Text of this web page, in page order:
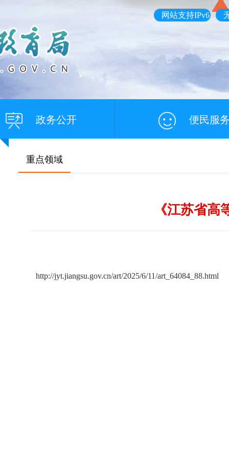
网站支持IPv6
政务公开 便民服
重点领域
《江苏省
http://jyt.jiangsu.gov.cn/art/2025/6/11/art_64084_88.html